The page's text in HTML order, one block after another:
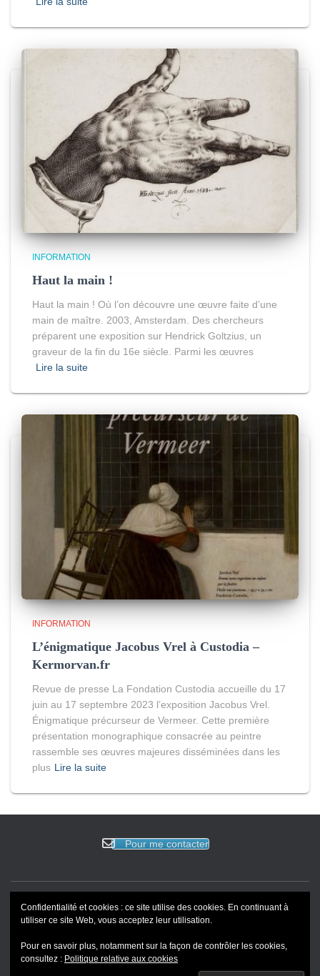
INFORMATION
Haut la main !
Haut la main ! Où l’on découvre une œuvre faite d’une
main de maître. 2003, Amsterdam. Des chercheurs
préparent une exposition sur Hendrick Goltzius, un
graveur de la fin du 16e siècle. Parmi les œuvres
Lire la suite
INFORMATION
L’énigmatique Jacobus Vrel à Custodia –
Kermorvan.fr
Revue de presse La Fondation Custodia accueille du 17
juin au 17 septembre 2023 l’exposition Jacobus Vrel.
Énigmatique précurseur de Vermeer. Cette première
présentation monographique consacrée au peintre
rassemble ses œuvres majeures disséminées dans les
plus Lire la suite
Pour me contacter
ACCUEIL EVENEMENTS BLOG REVUE DE PRESSE
PORTFOLIO
Confidentialité et cookies : ce site utilise des cookies. En continuant à
utiliser ce site Web, vous acceptez leur utilisation.
Pour en savoir plus, notamment sur la façon de contrôler les cookies,
consultez : Politique relative aux cookies